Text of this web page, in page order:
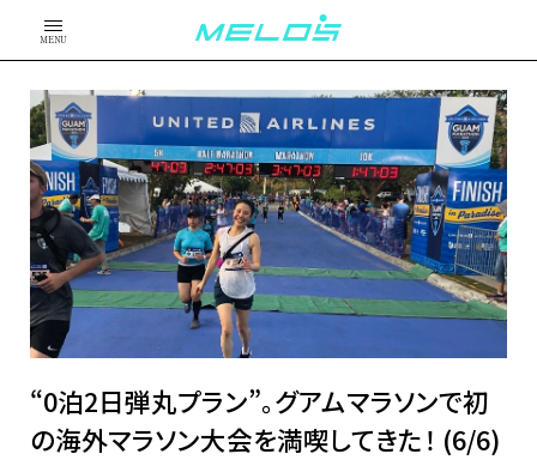
MENU
“0泊2日弾丸プラン”。グアムマラソンで初
の海外マラソン大会を満喫してきた！ (6/6)